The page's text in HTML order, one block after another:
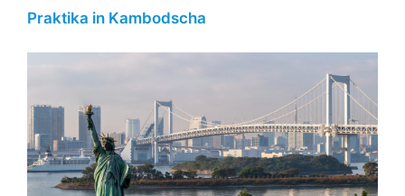
Praktika in Kambodscha